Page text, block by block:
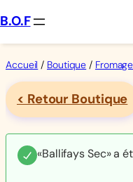
Aller
au
contenu
B.O.F
Accueil / Boutique / Fromage
< Retour Boutique
«Ballifays Sec» a